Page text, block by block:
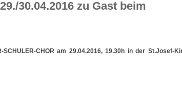
30.04.2016 zu Gast beim
CHOR am 29.04.2016, 19.30h in der St.Josef-